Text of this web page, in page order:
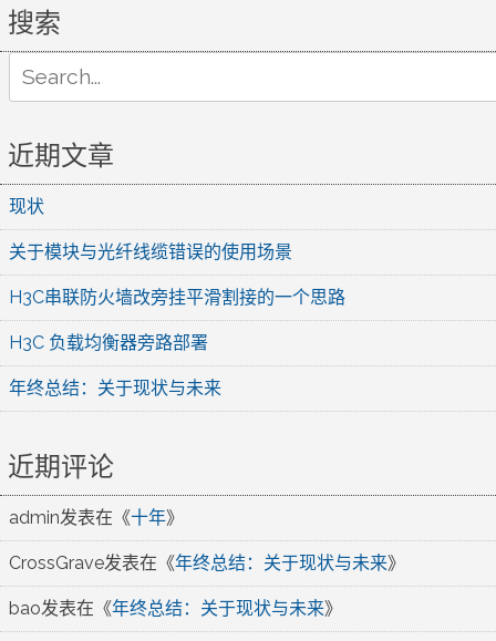
搜索
for:
近期文章
现状
关于模块与光纤线缆错误的使用场景
H3C串联防火墙改旁挂平滑割接的一个思路
H3C 负载均衡器旁路部署
年终总结：关于现状与未来
近期评论
admin发表在《十年》
CrossGrave发表在《年终总结：关于现状与未来》
bao发表在《年终总结：关于现状与未来》